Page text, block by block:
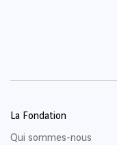
La Fondation
Qui sommes-nous